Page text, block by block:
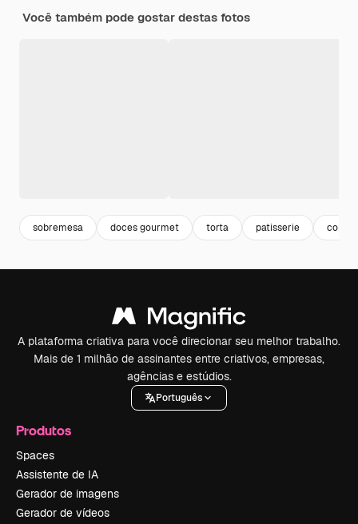
Você também pode gostar destas fotos
sobremesa doces gourmet torta patisserie
A plataforma criativa para você direcionar seu melhor trabalho.
Mais de 1 milhão de assinantes entre criativos, empresas,
agências e estúdios.
Português
Produtos
Spaces
Assistente de IA
Gerador de imagens
Gerador de vídeos